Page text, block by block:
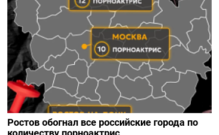
Ростов обогнал все российские города по